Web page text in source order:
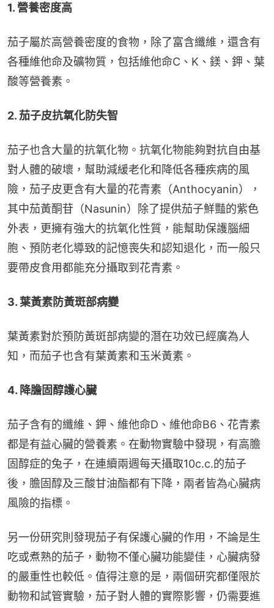
1. 營養密度高
茄子屬於高營養密度的食物，除了富含纖維，還含有
各種維他命及礦物質，包括維他命C、K、鎂、鉀、葉
酸等營養素。
2. 茄子皮抗氧化防失智
茄子也含大量的抗氧化物。抗氧化物能夠對抗自由基
對人體的破壞，幫助減緩老化和降低各種疾病的風
險，茄子皮更含有大量的花青素（Anthocyanin），
其中茄黃酮苷（Nasunin）除了提供茄子鮮豔的紫色
外表，更擁有強大的抗氧化性質，能幫助保護腦細
胞、預防老化導致的記憶喪失和認知退化，而一般只
要帶皮食用都能充分攝取到花青素。
3. 葉黃素防黃斑部病變
葉黃素對於預防黃斑部病變的潛在功效已經廣為人
知，而茄子也含有葉黃素和玉米黃素。
4. 降膽固醇護心臟
茄子含有的纖維、鉀、維他命D、維他命B6、花青素
都是有益心臟的營養素。在動物實驗中發現，有高膽
固醇症的兔子，在連續兩週每天攝取10c.c.的茄子
後，膽固醇及三酸甘油酯都有下降，兩者皆為心臟病
風險的指標。
另一份研究則發現茄子有保護心臟的作用，不論是生
吃或煮熟的茄子，動物不僅心臟功能變佳，心臟病發
的嚴重性也較低。值得注意的是，兩個研究都僅限於
動物和試管實驗，茄子對人體的實際影響，仍需要進